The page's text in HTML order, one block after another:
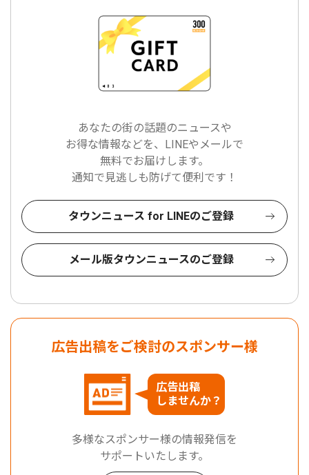
あなたの街の話題のニュースや
お得な情報などを、LINEやメールで
無料でお届けします。
通知で見逃しも防げて便利です！
タウンニュース for LINEのご登録
メール版タウンニュースのご登録
広告出稿をご検討のスポンサー様
広告出稿
しませんか？
多様なスポンサー様の情報発信を
サポートいたします。